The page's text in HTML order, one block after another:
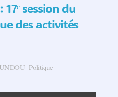
17ᵉ session du
des activités
| Politique